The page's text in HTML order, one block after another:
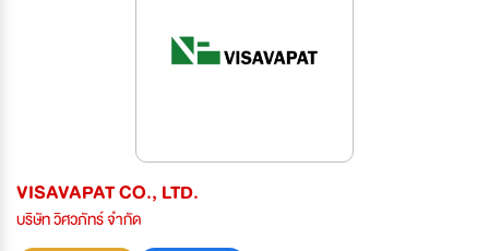
VISAVAPAT CO., LTD.
บริษัท วิศวภัทร์ จำกัด